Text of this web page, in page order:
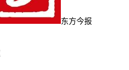
东方今报